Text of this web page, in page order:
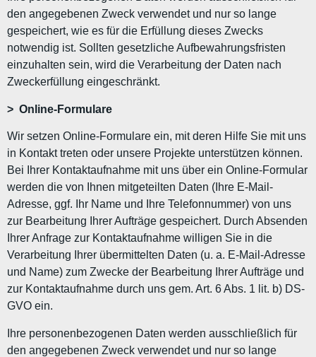
den angegebenen Zweck verwendet und nur so lange
gespeichert, wie es für die Erfüllung dieses Zwecks
notwendig ist. Sollten gesetzliche Aufbewahrungsfristen
einzuhalten sein, wird die Verarbeitung der Daten nach
Zweckerfüllung eingeschränkt.
> Online-Formulare
Wir setzen Online-Formulare ein, mit deren Hilfe Sie mit uns
in Kontakt treten oder unsere Projekte unterstützen können.
Bei Ihrer Kontaktaufnahme mit uns über ein Online-Formular
werden die von Ihnen mitgeteilten Daten (Ihre E-Mail-
Adresse, ggf. Ihr Name und Ihre Telefonnummer) von uns
zur Bearbeitung Ihrer Aufträge gespeichert. Durch Absenden
Ihrer Anfrage zur Kontaktaufnahme willigen Sie in die
Verarbeitung Ihrer übermittelten Daten (u. a. E-Mail-Adresse
und Name) zum Zwecke der Bearbeitung Ihrer Aufträge und
zur Kontaktaufnahme durch uns gem. Art. 6 Abs. 1 lit. b) DS-
GVO ein.
Ihre personenbezogenen Daten werden ausschließlich für
den angegebenen Zweck verwendet und nur so lange